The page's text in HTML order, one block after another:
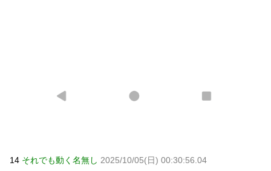
14 それでも動く名無し 2025/10/05(日) 00:30:56.04